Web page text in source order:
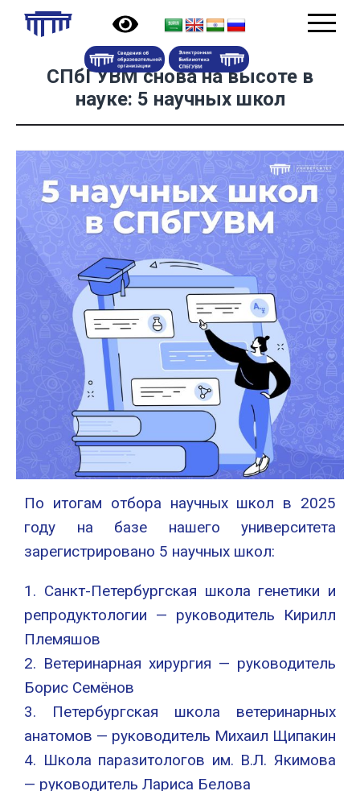
СПбГУВМ снова на высоте в
науке: 5 научных школ
По итогам отбора научных школ в 2025
году на базе нашего университета
зарегистрировано 5 научных школ:
1. Санкт-Петербургская школа генетики и
репродуктологии — руководитель Кирилл
Племяшов
2. Ветеринарная хирургия — руководитель
Борис Семёнов
3. Петербургская школа ветеринарных
анатомов — руководитель Михаил Щипакин
4. Школа паразитологов им. В.Л. Якимова
— руководитель Лариса Белова